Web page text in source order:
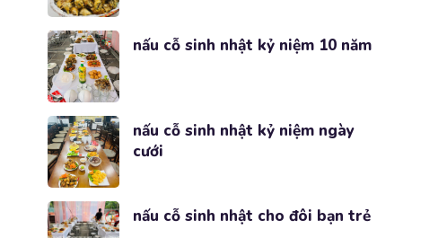
nấu cỗ sinh nhật kỷ niệm 10 năm
nấu cỗ sinh nhật kỷ niệm ngày
cưới
nấu cỗ sinh nhật cho đôi bạn trẻ